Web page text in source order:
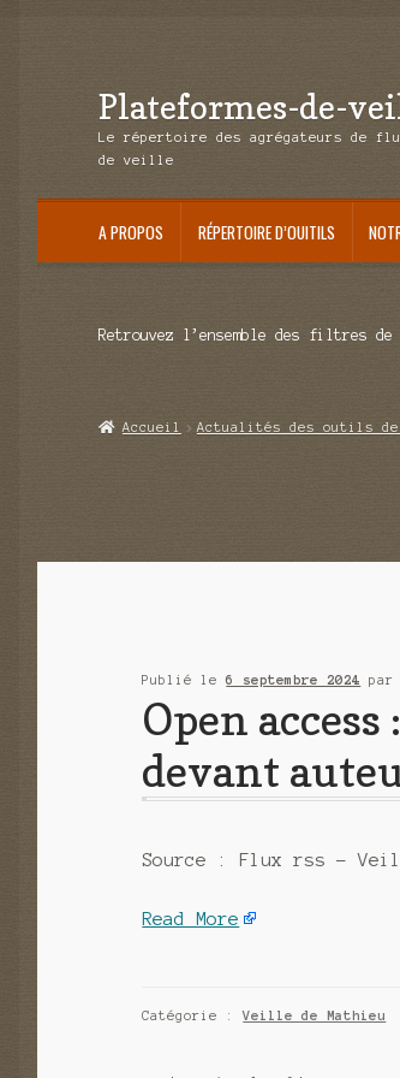
Aller
à
Aller
au
Plateformes-de-
Le répertoire des agrégateurs de
de veille
A PROPOS RÉPERTOIRE D’OUITILS
Retrouvez l’ensemble des filtres de
Accueil Actualités des outils
Publié le6 septembre 2024 par
Open
devant
Source : Flux rss –
Read More
Catégorie :Veille de Mathieu